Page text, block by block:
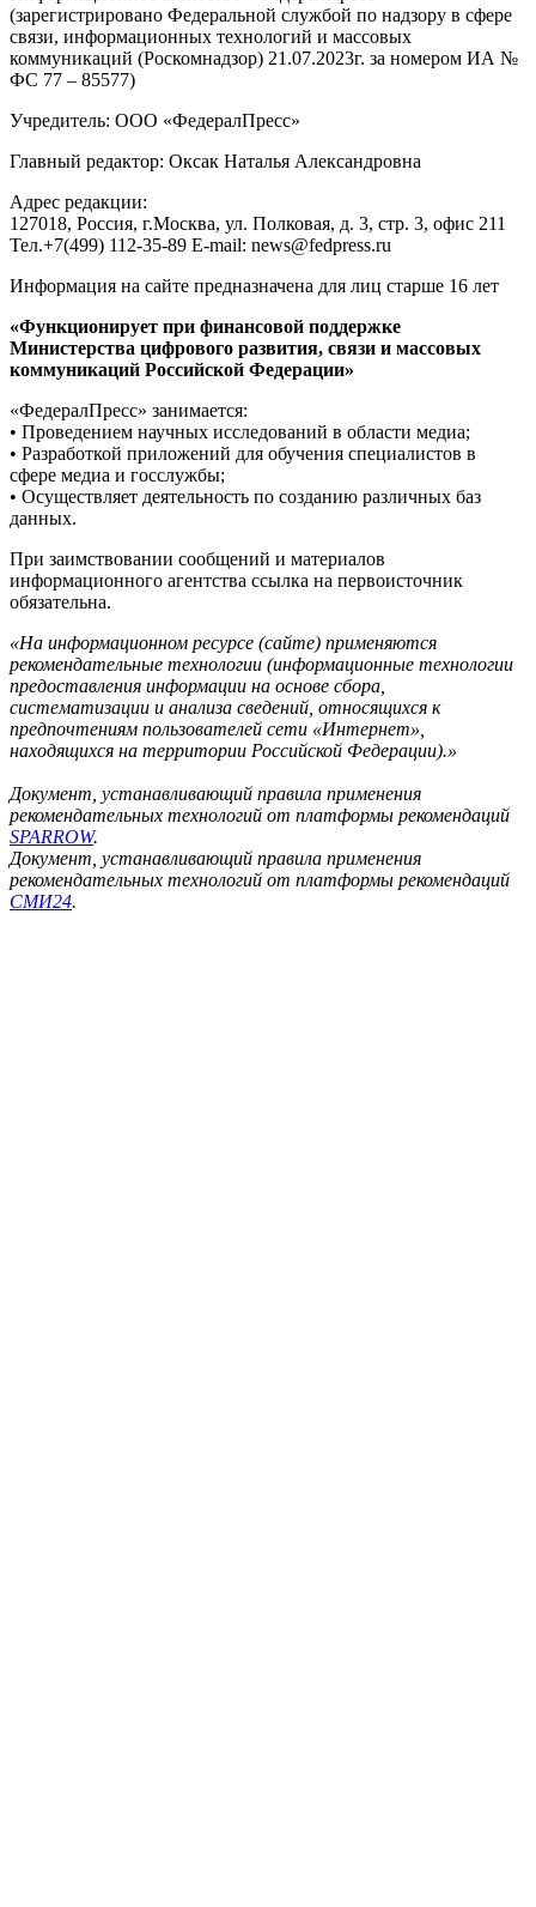
(зарегистрировано Федеральной службой по надзору в сфере
связи, информационных технологий и массовых
коммуникаций (Роскомнадзор) 21.07.2023г. за номером ИА №
ФС 77 – 85577)
Учредитель: ООО «ФедералПресс»
Главный редактор: Оксак Наталья Александровна
Адрес редакции:
127018, Россия, г.Москва, ул. Полковая, д. 3, стр. 3, офис 211
Тел.+7(499) 112-35-89 E-mail: news@fedpress.ru
Информация на сайте предназначена для лиц старше 16 лет
«Функционирует при финансовой поддержке
Министерства цифрового развития, связи и массовых
коммуникаций Российской Федерации»
«ФедералПресс» занимается:
• Проведением научных исследований в области медиа;
• Разработкой приложений для обучения специалистов в
сфере медиа и госслужбы;
• Осуществляет деятельность по созданию различных баз
данных.
При заимствовании сообщений и материалов
информационного агентства ссылка на первоисточник
обязательна.
«На информационном ресурсе (сайте) применяются
рекомендательные технологии (информационные технологии
предоставления информации на основе сбора,
систематизации и анализа сведений, относящихся к
предпочтениям пользователей сети «Интернет»,
находящихся на территории Российской Федерации).»
Документ, устанавливающий правила применения
рекомендательных технологий от платформы рекомендаций
SPARROW.
Документ, устанавливающий правила применения
рекомендательных технологий от платформы рекомендаций
СМИ24.